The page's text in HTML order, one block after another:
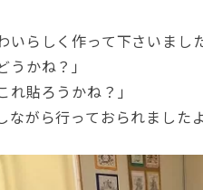
いらしく作って下さいました
うかね？」
れ貼ろうかね？」
ながら行っておられましたよ